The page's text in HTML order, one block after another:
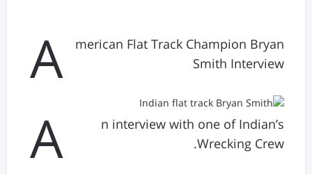
A
merican Flat Track Champion Bryan
Smith Interview
A
n interview with one of Indian’s
Wrecking Crew.